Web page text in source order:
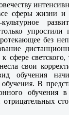
сферы жизни и
упростили
без
сфере
свои
обучения
В
обучения в